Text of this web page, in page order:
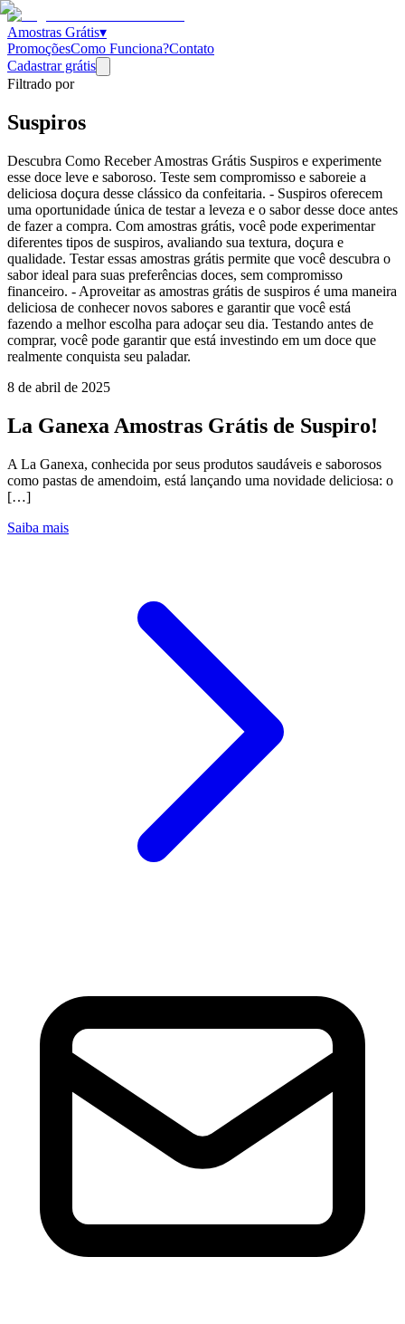
Amostras Grátis▾
PromoçõesComo Funciona?Contato
Cadastrar grátis
Filtrado por
Suspiros
Descubra Como Receber Amostras Grátis Suspiros e experimente
esse doce leve e saboroso. Teste sem compromisso e saboreie a
deliciosa doçura desse clássico da confeitaria. - Suspiros oferecem
uma oportunidade única de testar a leveza e o sabor desse doce antes
de fazer a compra. Com amostras grátis, você pode experimentar
diferentes tipos de suspiros, avaliando sua textura, doçura e
qualidade. Testar essas amostras grátis permite que você descubra o
sabor ideal para suas preferências doces, sem compromisso
financeiro. - Aproveitar as amostras grátis de suspiros é uma maneira
deliciosa de conhecer novos sabores e garantir que você está
fazendo a melhor escolha para adoçar seu dia. Testando antes de
comprar, você pode garantir que está investindo em um doce que
realmente conquista seu paladar.
8 de abril de 2025
La Ganexa Amostras Grátis de Suspiro!
A La Ganexa, conhecida por seus produtos saudáveis e saborosos
como pastas de amendoim, está lançando uma novidade deliciosa: o
[…]
Saiba mais